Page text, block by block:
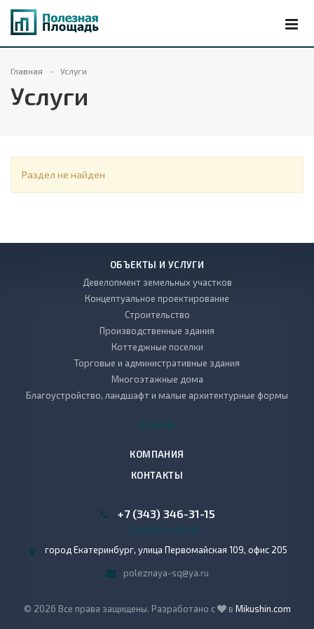
Главная Услуги
Услуги
Раздел не найден
ОБЪЕКТЫ И УСЛУГИ
Девелопмент земельных участков
Концептуальное проектирование
Строительство
Производственные здания
Коттеджные поселки
Торговые и административные здания
Многоэтажные дома
Благоустройство, ландшафт и малые архитектурные формы
УСЛУГИ
КОМПАНИЯ
КОНТАКТЫ
+7 (343) 346-31-15
Заказать звонок
город Екатеринбург, улица Первомайская 109, офис 205
poleznaya-sq@ya.ru
© 2026 Все права защищены. Разработано с в Mikushin.com